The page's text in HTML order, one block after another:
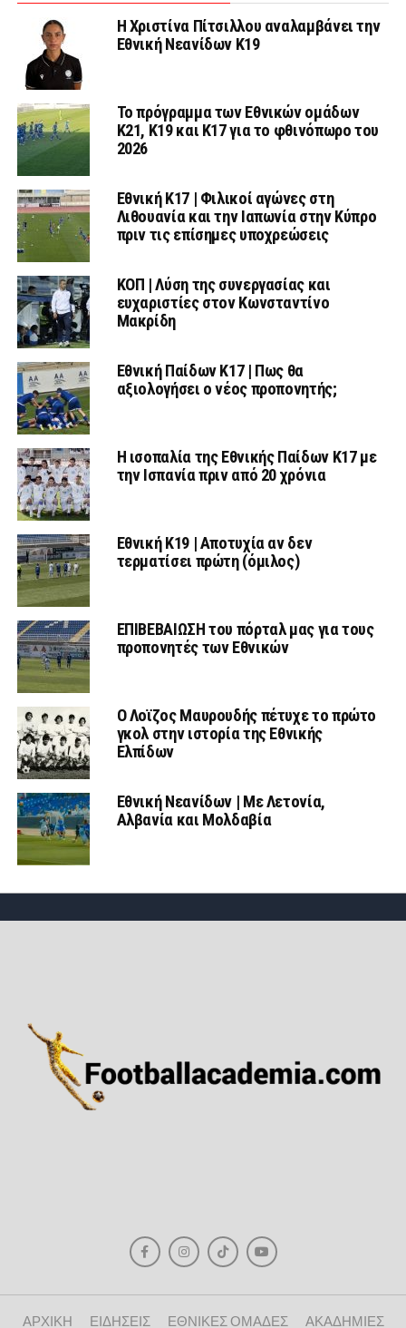
Η Χριστίνα Πίτσιλλου αναλαμβάνει την
Εθνική Νεανίδων Κ19
Το πρόγραμμα των Εθνικών ομάδων
Κ21, Κ19 και Κ17 για το φθινόπωρο του
2026
Εθνική K17 | Φιλικοί αγώνες στη
Λιθουανία και την Ιαπωνία στην Κύπρο
πριν τις επίσημες υποχρεώσεις
ΚΟΠ | Λύση της συνεργασίας και
ευχαριστίες στον Κωνσταντίνο
Μακρίδη
Εθνική Παίδων Κ17 | Πως θα
αξιολογήσει ο νέος προπονητής;
Η ισοπαλία της Εθνικής Παίδων Κ17 με
την Ισπανία πριν από 20 χρόνια
Εθνική Κ19 | Αποτυχία αν δεν
τερματίσει πρώτη (όμιλος)
ΕΠΙΒΕΒΑΙΩΣΗ του πόρταλ μας για τους
προπονητές των Εθνικών
Ο Λοϊζος Μαυρουδής πέτυχε το πρώτο
γκολ στην ιστορία της Εθνικής
Ελπίδων
Εθνική Νεανίδων | Mε Λετονία,
Αλβανία και Μολδαβία
ΑΡΧΙΚΗ ΕΙΔΗΣΕΙΣ ΕΘΝΙΚΕΣ ΟΜΑΔΕΣ ΑΚΑΔΗΜΙΕΣ